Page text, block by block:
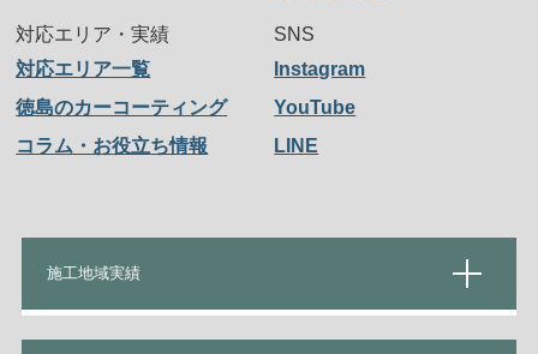
対応エリア・実績
対応エリア一覧
徳島のカーコーティング
コラム・お役立ち情報
SNS
Instagram
YouTube
LINE
施工地域実績